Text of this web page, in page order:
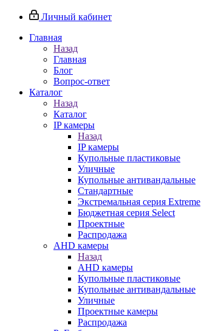
Личный кабинет
Главная
Назад
Главная
Блог
Вопрос-ответ
Каталог
Назад
Каталог
IP камеры
Назад
IP камеры
Купольные пластиковые
Уличные
Купольные антивандальные
Стандартные
Экстремальная серия Extreme
Бюджетная серия Select
Проектные
Распродажа
AHD камеры
Назад
AHD камеры
Купольные пластиковые
Купольные антивандальные
Уличные
Проектные камеры
Распродажа